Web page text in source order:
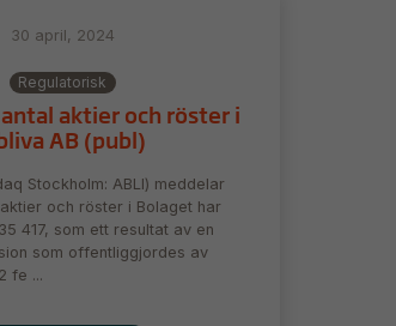
30 april, 2024
Regulatorisk
aktier och röster i
AB (publ)
Stockholm: ABLI) meddelar
och röster i Bolaget har
417, som ett resultat av en
som offentliggjordes av
fe ...